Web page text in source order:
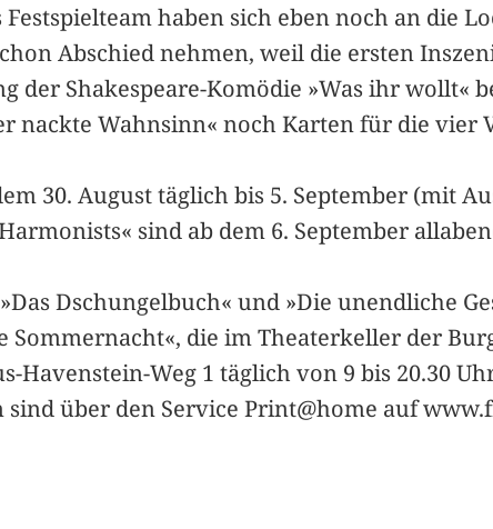
haben sich eben noch an die
Abschied nehmen, weil die ersten
Shakespeare-Komödie »Was ihr wollt«
nackte Wahnsinn« noch Karten für die vier
30. August täglich bis 5. September (mit
sind ab dem 6. September
Dschungelbuch« und »Die unendliche
die im Theaterkeller der
Weg 1 täglich von 9 bis 20.30
sind über den Service Print@home auf